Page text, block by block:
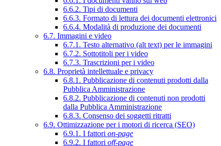
6.6.2. Tipi di documenti
6.6.3. Formato di lettura dei documenti elettronici
6.6.4. Modalità di produzione dei documenti
6.7. Immagini e video
6.7.1. Testo alternativo (alt text) per le immagini
6.7.2. Sottotitoli per i video
6.7.3. Trascrizioni per i video
6.8. Proprietà intellettuale e privacy
6.8.1. Pubblicazione di contenuti prodotti dalla
Pubblica Amministrazione
6.8.2. Pubblicazione di contenuti non prodotti
dalla Pubblica Amministrazione
6.8.3. Consenso dei soggetti ritratti
6.9. Ottimizzazione per i motori di ricerca (SEO)
6.9.1. I fattori on-page
6.9.2. I fattori off-page